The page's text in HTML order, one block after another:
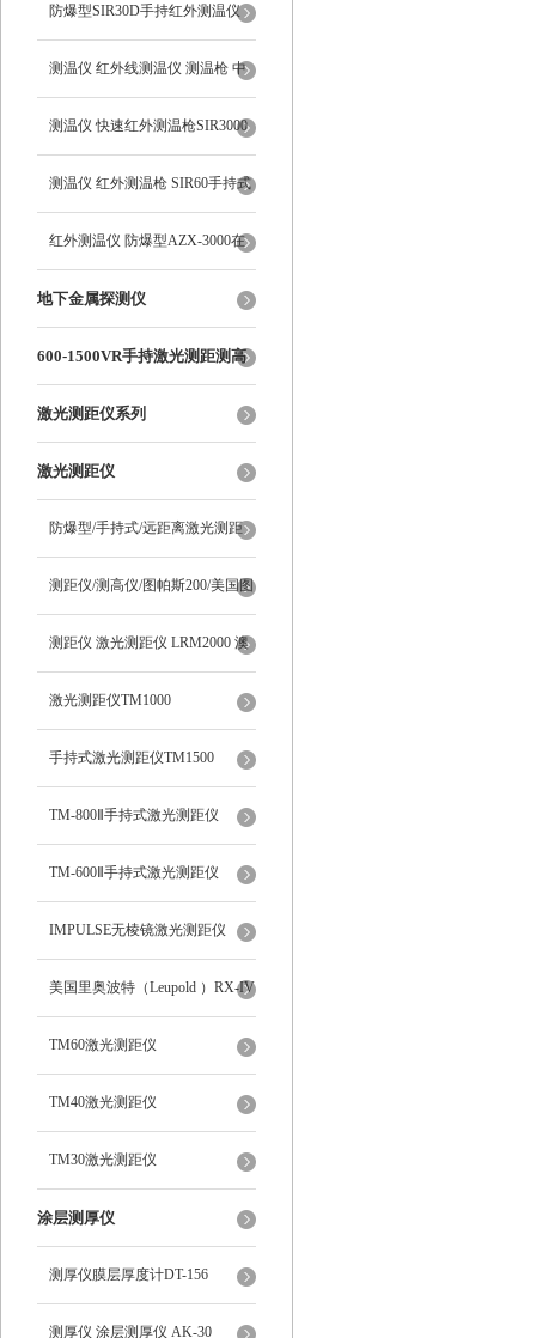
持式
防爆型SIR30D手持红外测温仪
测温仪 红外线测温仪 测温枪 中
远距离SIR400
测温仪 快速红外测温枪SIR3000
手持式
测温仪 红外测温枪 SIR60手持式
红外测温仪 防爆型AZX-3000在
线式测温仪
地下金属探测仪
600-1500VR手持激光测距测高
测角多功能
激光测距仪系列
激光测距仪
防爆型/手持式/远距离激光测距
仪/TM1000 澳洲新仪器
测距仪/测高仪/图帕斯200/美国图
帕斯/Trupulse200/望远镜测距
测距仪 激光测距仪 LRM2000 澳
洲新仪器
激光测距仪TM1000
手持式激光测距仪TM1500
TM-800Ⅱ手持式激光测距仪
TM-600Ⅱ手持式激光测距仪
IMPULSE无棱镜激光测距仪
美国里奥波特（Leupold ）RX-IV
8倍数字式激光测距仪62840
TM60激光测距仪
TM40激光测距仪
TM30激光测距仪
涂层测厚仪
测厚仪膜层厚度计DT-156
测厚仪 涂层测厚仪 AK-30